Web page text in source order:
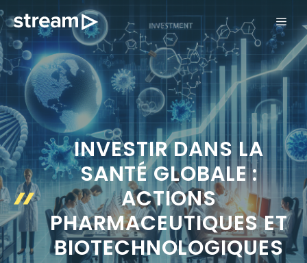
Aller
au
contenu
INVESTIR DANS LA
SANTÉ GLOBALE :
ACTIONS
PHARMACEUTIQUES ET
BIOTECHNOLOGIQUES